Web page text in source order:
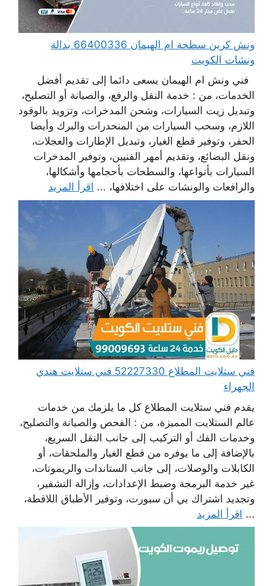
ونش كرين سطحة ام الهيمان 66400336 بدالة
ونشات الكويت
فني ونش ام الهيمان يسعى دائما إلى تقديم أفضل
الخدمات، من : خدمة النقل والرفع، والصيانة أو التصليح،
وتبديل زيت السيارات، وشحن المدخرات، وتزويد بالوقود
اللازم، وسحب السيارات من المنحدرات والبرك وأيضا
الحفر، وتوفير قطع الغيار، وتبديل الإطارات والعجلات،
ونقل البضائع، وتقديم أمهر الفنيين، وتوفير المدخرات
السيارات بأنواعها، والسطحات بأحجامها وأشكالها،
والرافعات والونشات على اختلافها، ... اقرأ المزيد
فني ستلايت المطلاع 52227330 فني ستلايت هندي
الجهراء
يقدم فني ستلايت المطلاع كل ما يلزمك من خدمات
عالم الستلايت المميزة، من : الفحص والصيانة والتصليح،
وخدمات الفك أو التركيب إلى جانب النقل السريع،
بالإضافة إلى ما يوفره من قطع الغيار والملحقات، أو
الكابلات والوصلات، إلى جانب الستاندات والريموتات،
غير خدمة البرمجة وضبط الإعدادات، وإزالة التشفير،
وتجديد اشتراك بي أن سبورت، وتوفير الأطباق اللاقطة،
... اقرأ المزيد